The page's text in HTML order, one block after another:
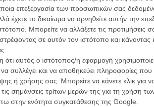
επεξεργασία των προσωπικών σας
έχετε το δικαίωμα να αρνηθείτε αυτήν την
Μπορείτε να αλλάξετε τις
σε αυτόν τον ιστότοπο και
αυτός ο ιστότοπος/η εφαρμογή
συλλέγει και να αποθηκεύει πληροφορίες που
ή χρήσης σας. Μπορείτε να κάνετε κλικ για
σημάνσεις τρίτων μερών της για τη χρήση
στην ενότητα συγκατάθεσης της Google.
λόγο για τον οποίο σε μια διάρκεια φιλμικού
πραγματικότητα τίποτα, βρίσκεσαι συνεχώς
το γιατί ο Γουιλ Σμιθ μιλάει ασταμάτητα
είναι κάτι ανάμεσα σε ηχογραφημένη
επαρκείς απαντήσεις.